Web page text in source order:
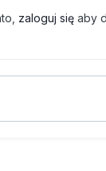
zaloguj się aby